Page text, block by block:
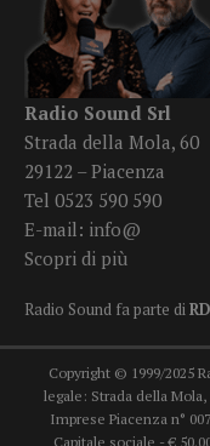
Radio Sound Srl
Strada della Mola, 60
29122 – Piacenza
Tel 0523 590 590
E-mail: info@
Scopri di più
Radio Sound fa parte di
Copyright © 1999/2025
legale: Strada della
Imprese Piacenza n°
Capitale sociale - €